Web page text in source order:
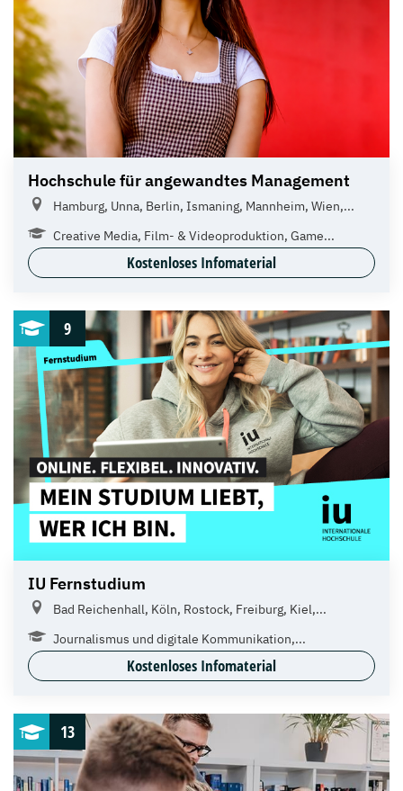
Hochschule für angewandtes Management
Hamburg, Unna, Berlin, Ismaning, Mannheim, Wien,...
Creative Media, Film- & Videoproduktion, Game...
Kostenloses Infomaterial
9
IU Fernstudium
Bad Reichenhall, Köln, Rostock, Freiburg, Kiel,...
Journalismus und digitale Kommunikation,...
Kostenloses Infomaterial
13